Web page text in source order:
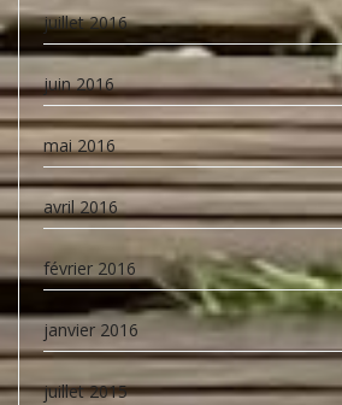
juillet 2016
juin 2016
mai 2016
avril 2016
février 2016
janvier 2016
juillet 2015